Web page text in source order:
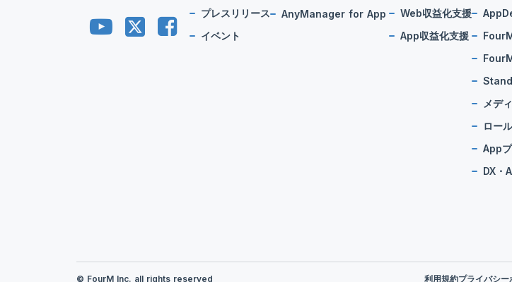
プレスリリース
イベント
AnyManager for App
Web収益化支援
App収益化支援
メデ
ロー
App
DX・
© FourM Inc. all rights reserved 利用規約プライバシー